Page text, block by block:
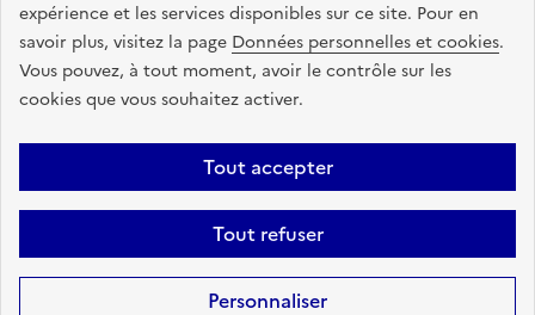
expérience et les services disponibles sur ce site. Pour en
savoir plus, visitez la page Données personnelles et cookies.
Vous pouvez, à tout moment, avoir le contrôle sur les
cookies que vous souhaitez activer.
Tout accepter
Tout refuser
Personnaliser
legifrance.gouv.fr
info.gouv.fr
service-public.gouv.fr
data.gouv.fr
Plan du site Accessibilite : non conforme
Mentions légales
Politique de confidentialité
Gestion des cookies FAQ
Kit de
Statistiques Code source
Sauf mention contraire, tous les contenus de ce site sont sous